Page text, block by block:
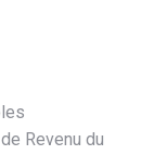
Revenu du